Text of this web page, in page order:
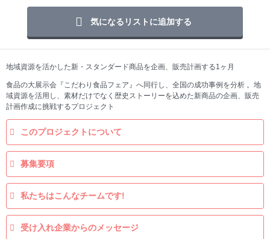
気になるリストに追加する
地域資源を活かした新・スタンダード商品を企画、販売計画する1ヶ月
食品の大展示会『こだわり食品フェア』へ同行し、全国の成功事例を分析 。地
域資源を活用し、素材だけでなく歴史ストーリーを込めた新商品の企画、販売
計画作成に挑戦するプロジェクト
このプロジェクトについて
募集要項
私たちはこんなチームです!
受け入れ企業からのメッセージ